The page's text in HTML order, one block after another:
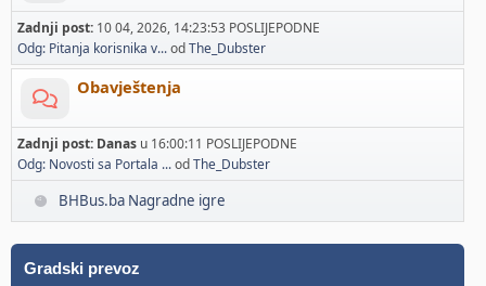
Zadnji post: 10 04, 2026, 14:23:53 POSLIJEPODNE
Odg: Pitanja korisnika v...odThe_Dubster
Obavještenja
Zadnji post: Danas u 16:00:11 POSLIJEPODNE
Odg: Novosti sa Portala ...odThe_Dubster
BHBus.ba Nagradne igre
Gradski prevoz